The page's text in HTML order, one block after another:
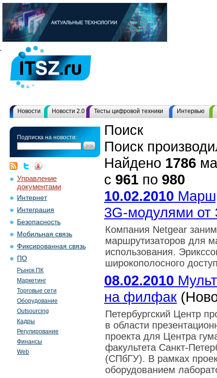
Новости Новости 2.0 Тесты цифровой техники Интервью
Подписка на новости:
Управление
документами
Интернет
Интеграция
Безопасность
Мобильная связь
Фиксированная связь
ПО
Рынок ПК
Маркетинг
Торговые сети
Оборудование
Outsourcing
Кадры
Регулирование
Финансы
Web
Поиск
Поиск
Найдено 1786
с 961 по 980
10.02.2010
3G-модулями от
Компания Netgear
маршрутизаторов для
использования.
широкополосного
08.02.2010
на филфак
Петербургский Центр
в области
проекта для Центра
факультета Санкт-
(СПбГУ). В рамках
оборудованием